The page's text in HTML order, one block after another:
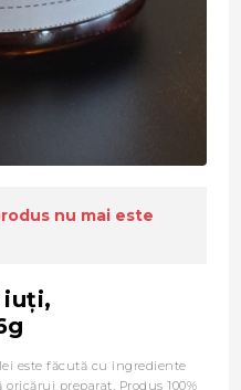
nu mai este
iuţi,
este făcută cu ingrediente
preparat. Produs 100%